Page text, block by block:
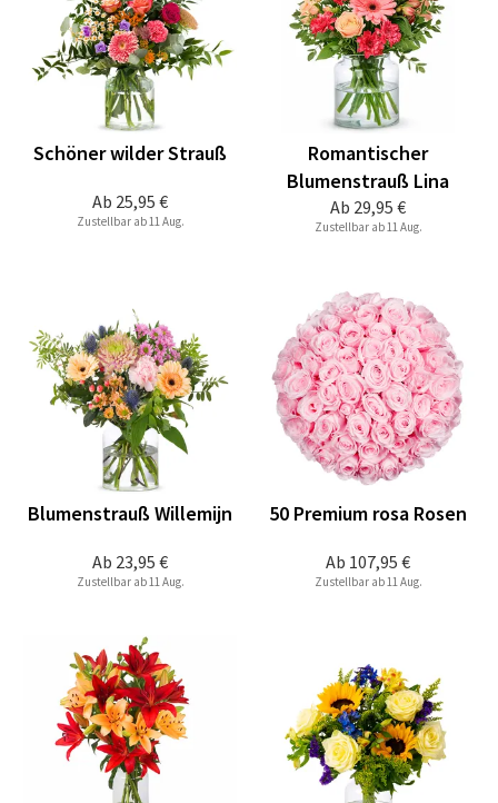
Ab 25,95 €
Schöner wilder Strauß
Zustellbar ab 11 Aug.
Ab 29,95 €
Romantischer
Blumenstrauß Lina
Zustellbar ab 11 Aug.
Ab 23,95 €
Blumenstrauß Willemijn
Zustellbar ab 11 Aug.
Ab 107,95 €
50 Premium rosa Rosen
Zustellbar ab 11 Aug.